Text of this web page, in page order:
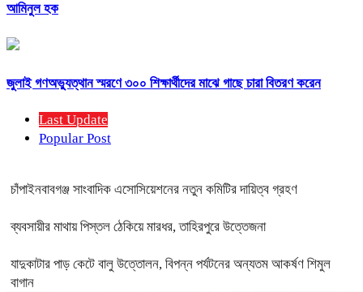
আমিনুল হক
জুলাই গণঅভ্যুত্থান স্মরণে ৩০০ শিক্ষার্থীদের মাঝে গাছে চারা বিতরণ করেন
Last Update
Popular Post
চাঁপাইনবাবগঞ্জ সাংবাদিক এসোসিয়েশনের নতুন কমিটির দায়িত্ব গ্রহণ
ব্যবসায়ীর মাথায় পিস্তল ঠেকিয়ে মারধর, তাহিরপুরে উত্তেজনা
যাদুকাটার পাড় কেটে বালু উত্তোলন, বিপন্ন পর্যটনের অন্যতম আকর্ষণ শিমুল
বাগান